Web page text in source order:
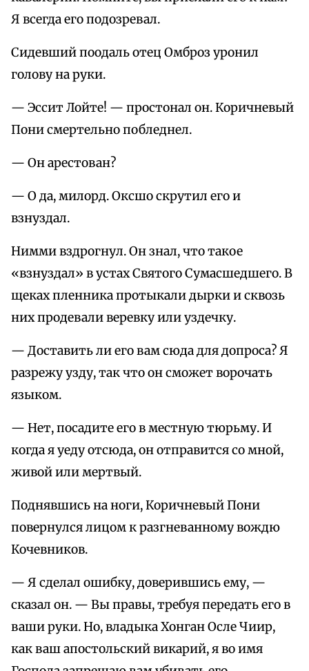
Я всегда его подозревал.
Сидевший поодаль отец Омброз уронил
голову на руки.
— Эссит Лойте! — простонал он. Коричневый
Пони смертельно побледнел.
— Он арестован?
— О да, милорд. Оксшо скрутил его и
взнуздал.
Нимми вздрогнул. Он знал, что такое
«взнуздал» в устах Святого Сумасшедшего. В
щеках пленника протыкали дырки и сквозь
них продевали веревку или уздечку.
— Доставить ли его вам сюда для допроса? Я
разрежу узду, так что он сможет ворочать
языком.
— Нет, посадите его в местную тюрьму. И
когда я уеду отсюда, он отправится со мной,
живой или мертвый.
Поднявшись на ноги, Коричневый Пони
повернулся лицом к разгневанному вождю
Кочевников.
— Я сделал ошибку, доверившись ему, —
сказал он. — Вы правы, требуя передать его в
ваши руки. Но, владыка Хонган Осле Чиир,
как ваш апостольский викарий, я во имя